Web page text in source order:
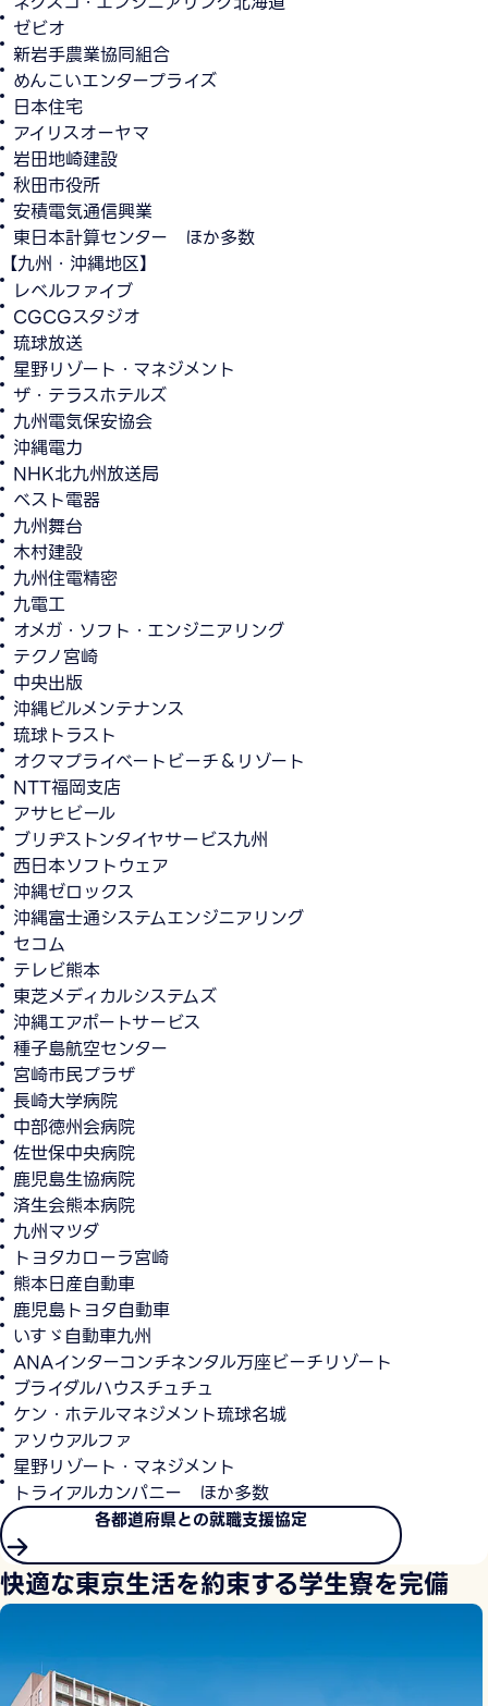
ゼビオ
新岩手農業協同組合
めんこいエンタープライズ
日本住宅
アイリスオーヤマ
岩田地崎建設
秋田市役所
安積電気通信興業
東日本計算センター ほか多数
【九州・沖縄地区】
レベルファイブ
CGCGスタジオ
琉球放送
星野リゾート・マネジメント
ザ・テラスホテルズ
九州電気保安協会
沖縄電力
NHK北九州放送局
ベスト電器
九州舞台
木村建設
九州住電精密
九電工
オメガ・ソフト・エンジニアリング
テクノ宮崎
中央出版
沖縄ビルメンテナンス
琉球トラスト
オクマプライベートビーチ＆リゾート
NTT福岡支店
アサヒビール
ブリヂストンタイヤサービス九州
西日本ソフトウェア
沖縄ゼロックス
沖縄富士通システムエンジニアリング
セコム
テレビ熊本
東芝メディカルシステムズ
沖縄エアポートサービス
種子島航空センター
宮崎市民プラザ
長崎大学病院
中部徳州会病院
佐世保中央病院
鹿児島生協病院
済生会熊本病院
九州マツダ
トヨタカローラ宮崎
熊本日産自動車
鹿児島トヨタ自動車
いすゞ自動車九州
ANAインターコンチネンタル万座ビーチリゾート
ブライダルハウスチュチュ
ケン・ホテルマネジメント琉球名城
アソウアルファ
星野リゾート・マネジメント
トライアルカンパニー ほか多数
各都道府県との就職支援協定
快適な東京生活を約束する学生寮を完備